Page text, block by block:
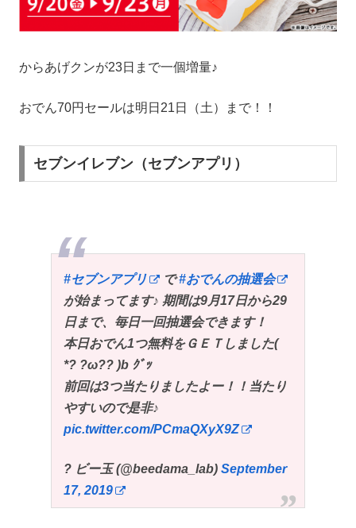
からあげクンが23日まで一個増量♪
おでん70円セールは明日21日（土）まで！！
セブンイレブン（セブンアプリ）
#セブンアプリ で#おでんの抽選会
が始まってます♪ 期間は9月17日から29
日まで、毎日一回抽選会できます！
本日おでん1つ無料をＧＥＴしました(
*? ?ω?? )b ｸﾞｯ
前回は3つ当たりましたよー！！当たり
やすいので是非♪
pic.twitter.com/PCmaQXyX9Z
? ビー玉 (@beedama_lab) September
17, 2019